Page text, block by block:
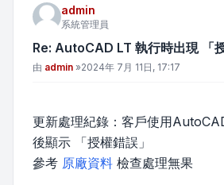
admin
系統管理員
Re: AutoCAD LT 執行時出現 「
文章
由 admin »2024年 7月 11日, 17:17
更新處理紀錄：客戶使用
後顯示 「授權錯誤」
參考 原廠資料 檢查處理無果